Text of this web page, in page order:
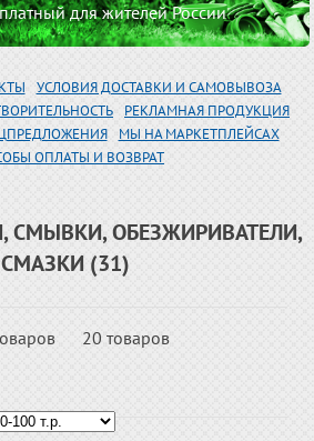
для жителей России
УСЛОВИЯ ДОСТАВКИ И САМОВЫВОЗА
РЕКЛАМНАЯ ПРОДУКЦИЯ
МЫ НА МАРКЕТПЛЕЙСАХ
ОПЛАТЫ И ВОЗВРАТ
СМЫВКИ, ОБЕЗЖИРИВАТЕЛИ,
СМАЗКИ (31)
20 товаров